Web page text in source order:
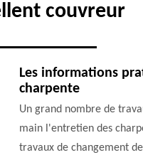
couvreur
Les informations
charpente
Un grand nombre de
main l'entretien des
travaux de changement